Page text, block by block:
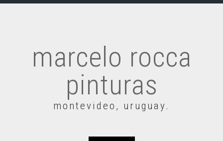
marcelo rocca
pinturas
montevideo, uruguay.